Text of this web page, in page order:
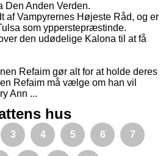
Den Anden Verden.
af Vampyrernes Højeste Råd, og er
som ypperstepræstinde.
den udødelige Kalona til at få
Refaim gør alt for at holde deres
Refaim må vælge om han vil
Ann ...
hus
3 4 5 6 7